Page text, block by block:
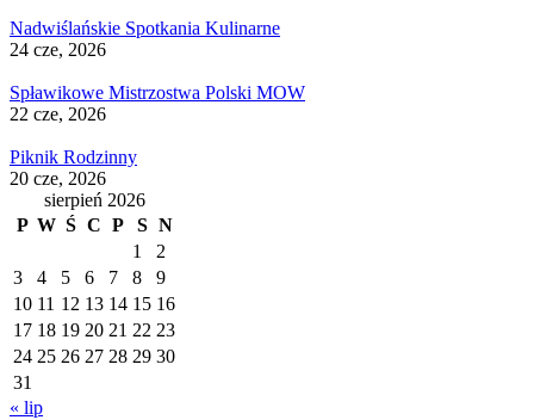
Nadwiślańskie Spotkania Kulinarne
24 cze, 2026
Spławikowe Mistrzostwa Polski MOW
22 cze, 2026
Piknik Rodzinny
20 cze, 2026
sierpień 2026
P W Ś C P S N
1
2
3
4 5 6 7 8
9
10 11 12 13 14 15 16
17 18 19 20 21 22 23
24 25 26 27 28 29 30
31
« lip